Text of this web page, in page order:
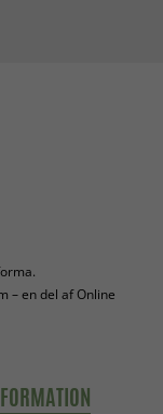
– en del af Online